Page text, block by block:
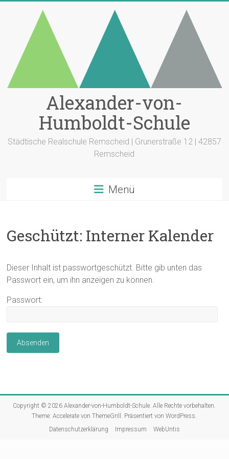
Alexander-von-
Humboldt-Schule
Städtische Realschule Remscheid | Grunerstraße 12 | 42857
Remscheid
Menü
Geschützt: Interner Kalender
Dieser Inhalt ist passwortgeschützt. Bitte gib unten das
Passwort ein, um ihn anzeigen zu können.
Passwort:
Copyright © 2026Alexander-von-Humboldt-Schule . Alle Rechte vorbehalten.
Theme:Accelerate von ThemeGrill. Präsentiert vonWordPress
Datenschutzerklärung
Impressum WebUntis